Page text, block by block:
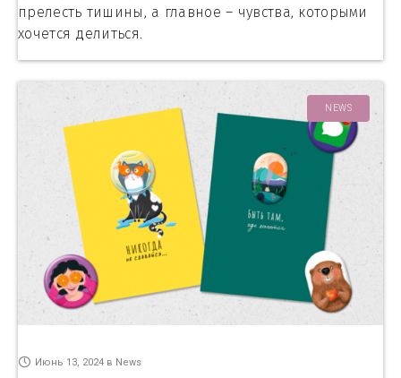
прелесть тишины, а главное – чувства, которыми
хочется делиться.
NEWS
Июнь 13, 2024 в News